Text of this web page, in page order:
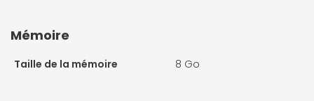
Mémoire
Taille de la mémoire 8 Go